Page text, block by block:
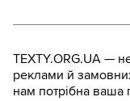
TEXTY.ORG.UA —
реклами й
нам потрібна ваша